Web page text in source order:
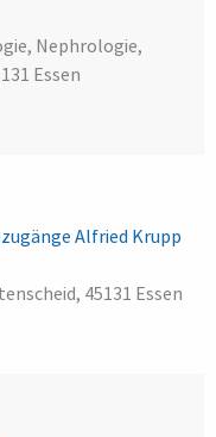
Nephrologie,
Essen
Alfried Krupp
45131 Essen